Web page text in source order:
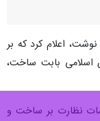
رئیس مرکز دادرسی مالیاتی نوشت، اعلام کرد که بر
هر واحد مسکونی بر اساس قانون جهش تولید مسکن مصوب ۱۷ مرداد ۱۴۰۰ مجلس شورای اسلامی بابت ساخت،
نظارت بر ساخت و